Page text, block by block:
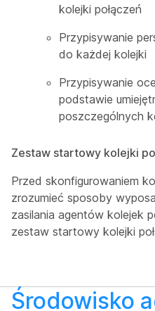
kolejki połączeń
Przypisywanie
do każdej kolejki
Przypisywanie
podstawie
poszczególnych
Zestaw startowy kolejki
Przed skonfigurowaniem
zrozumieć sposoby
zasilania agentów kolejek
zestaw startowy kolejki
Środowisko